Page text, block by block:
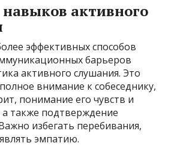
активного
эффективных способов
барьеров
активного слушания. Это
внимание к собеседнику,
понимание его чувств и
а также подтверждение
избегать перебивания,
эмпатию.